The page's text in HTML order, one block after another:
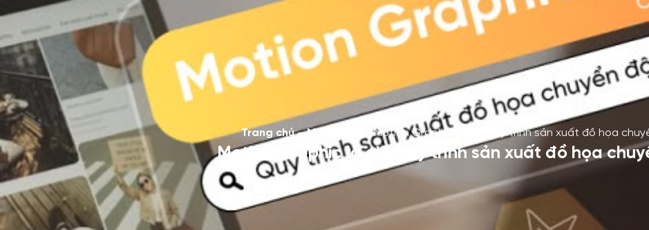
Trang chủ–Marketing –Motion Graphic là gì? Quy trình sản xuất đồ họa
Motion Graphic là gì? Quy trình sản xuất đồ họa